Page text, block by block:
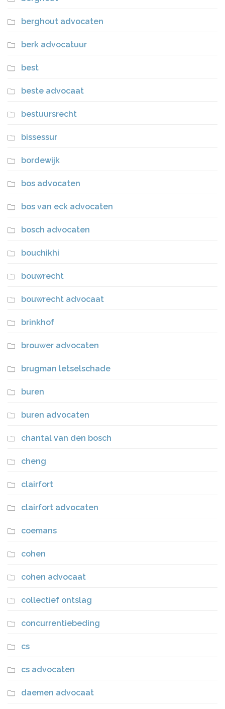
berghout advocaten
berk advocatuur
best
beste advocaat
bestuursrecht
bissessur
bordewijk
bos advocaten
bos van eck advocaten
bosch advocaten
bouchikhi
bouwrecht
bouwrecht advocaat
brinkhof
brouwer advocaten
brugman letselschade
buren
buren advocaten
chantal van den bosch
cheng
clairfort
clairfort advocaten
coemans
cohen
cohen advocaat
collectief ontslag
concurrentiebeding
cs
cs advocaten
daemen advocaat